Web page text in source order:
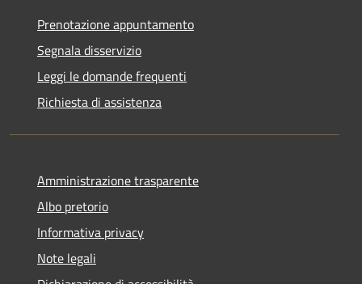
Prenotazione appuntamento
Segnala disservizio
Leggi le domande frequenti
Richiesta di assistenza
Amministrazione trasparente
Albo pretorio
Informativa privacy
Note legali